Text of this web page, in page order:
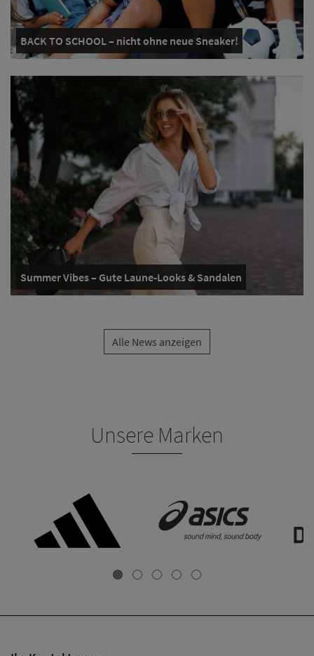
BACK TO SCHOOL – nicht ohne neue Sneaker!
Summer Vibes – Gute Laune-Looks & Sandalen
Alle News anzeigen
Unsere Marken